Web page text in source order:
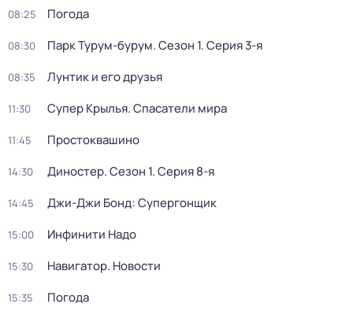
08:25 Погода
08:30 Парк Турум-бурум. Сезон 1. Серия 3-я
08:35 Лунтик и его друзья
11:30 Супер Крылья. Спасатели мира
11:45 Простоквашино
14:30 Диностер. Сезон 1. Серия 8-я
14:45 Джи-Джи Бонд: Супергонщик
15:00 Инфинити Надо
15:30 Навигатор. Новости
15:35 Погода